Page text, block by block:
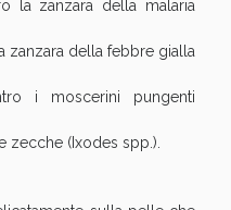
la zanzara della malaria
zanzara della febbre gialla
i moscerini pungenti
(Ixodes spp.).
fino al 55% valido